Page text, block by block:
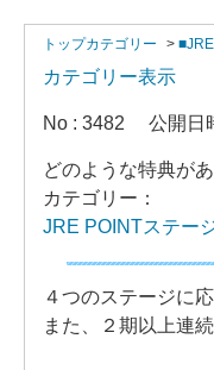
トップカテゴリー >
カテゴリー表示
No : 3482 公開日
どのような特典が
カテゴリー：
JRE POINTステー
４つのステージに
また、２期以上連